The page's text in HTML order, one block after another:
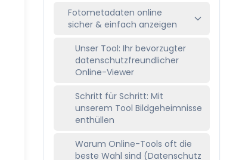
Fotometadaten online
sicher & einfach anzeigen
Unser Tool: Ihr bevorzugter
datenschutzfreundlicher
Online-Viewer
Schritt für Schritt: Mit
unserem Tool Bildgeheimnisse
enthüllen
Warum Online-Tools oft die
beste Wahl sind (Datenschutz